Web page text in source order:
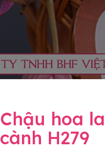
Chậu hoa
cành H279